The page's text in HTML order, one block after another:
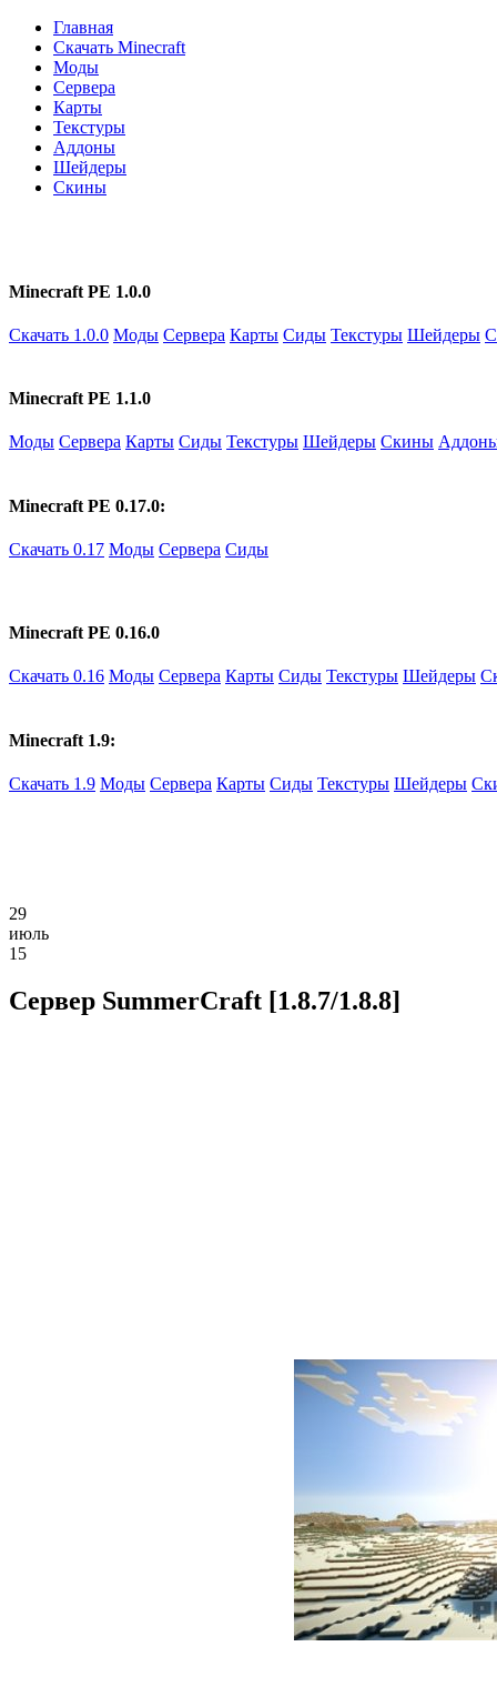
Главная
Скачать Minecraft
Моды
Сервера
Карты
Текстуры
Аддоны
Шейдеры
Скины
Minecraft PE 1.0.0
Скачать 1.0.0 Моды Сервера Карты Сиды Текстуры Шейдеры
Minecraft PE 1.1.0
Моды Сервера Карты Сиды Текстуры Шейдеры Скины
Minecraft PE 0.17.0:
Скачать 0.17 Моды Сервера Сиды
Minecraft PE 0.16.0
Скачать 0.16 Моды Сервера Карты Сиды Текстуры Шейдеры
Minecraft 1.9:
Скачать 1.9 Моды Сервера Карты Сиды Текстуры Шейдеры
29
июль
15
Сервер SummerCraft [1.8.7/1.8.8]